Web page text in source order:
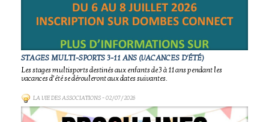
STAGES MULTI-SPORTS 3-11 ANS (VACANCES D'ÉTÉ)
Les stages multisports destinés aux enfants de 3 à 11 ans pendant les
vacances d’été se dérouleront aux dates suivantes.
LA VIE DES ASSOCIATIONS- 02/07/2026